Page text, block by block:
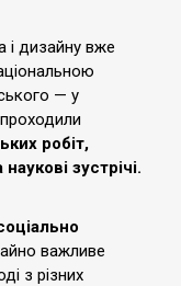
і дизайну вже
— у
робіт,
зустрічі.
важливе
з різних